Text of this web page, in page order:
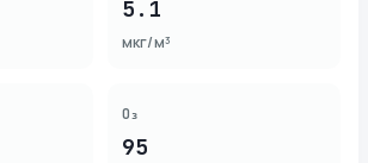
5.1
мкг/м³
O₃
95